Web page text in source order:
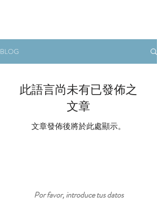
BLOG
此語言尚未有已發佈之
文章
文章發佈後將於此處顯示。
Por favor, introduce tus datos